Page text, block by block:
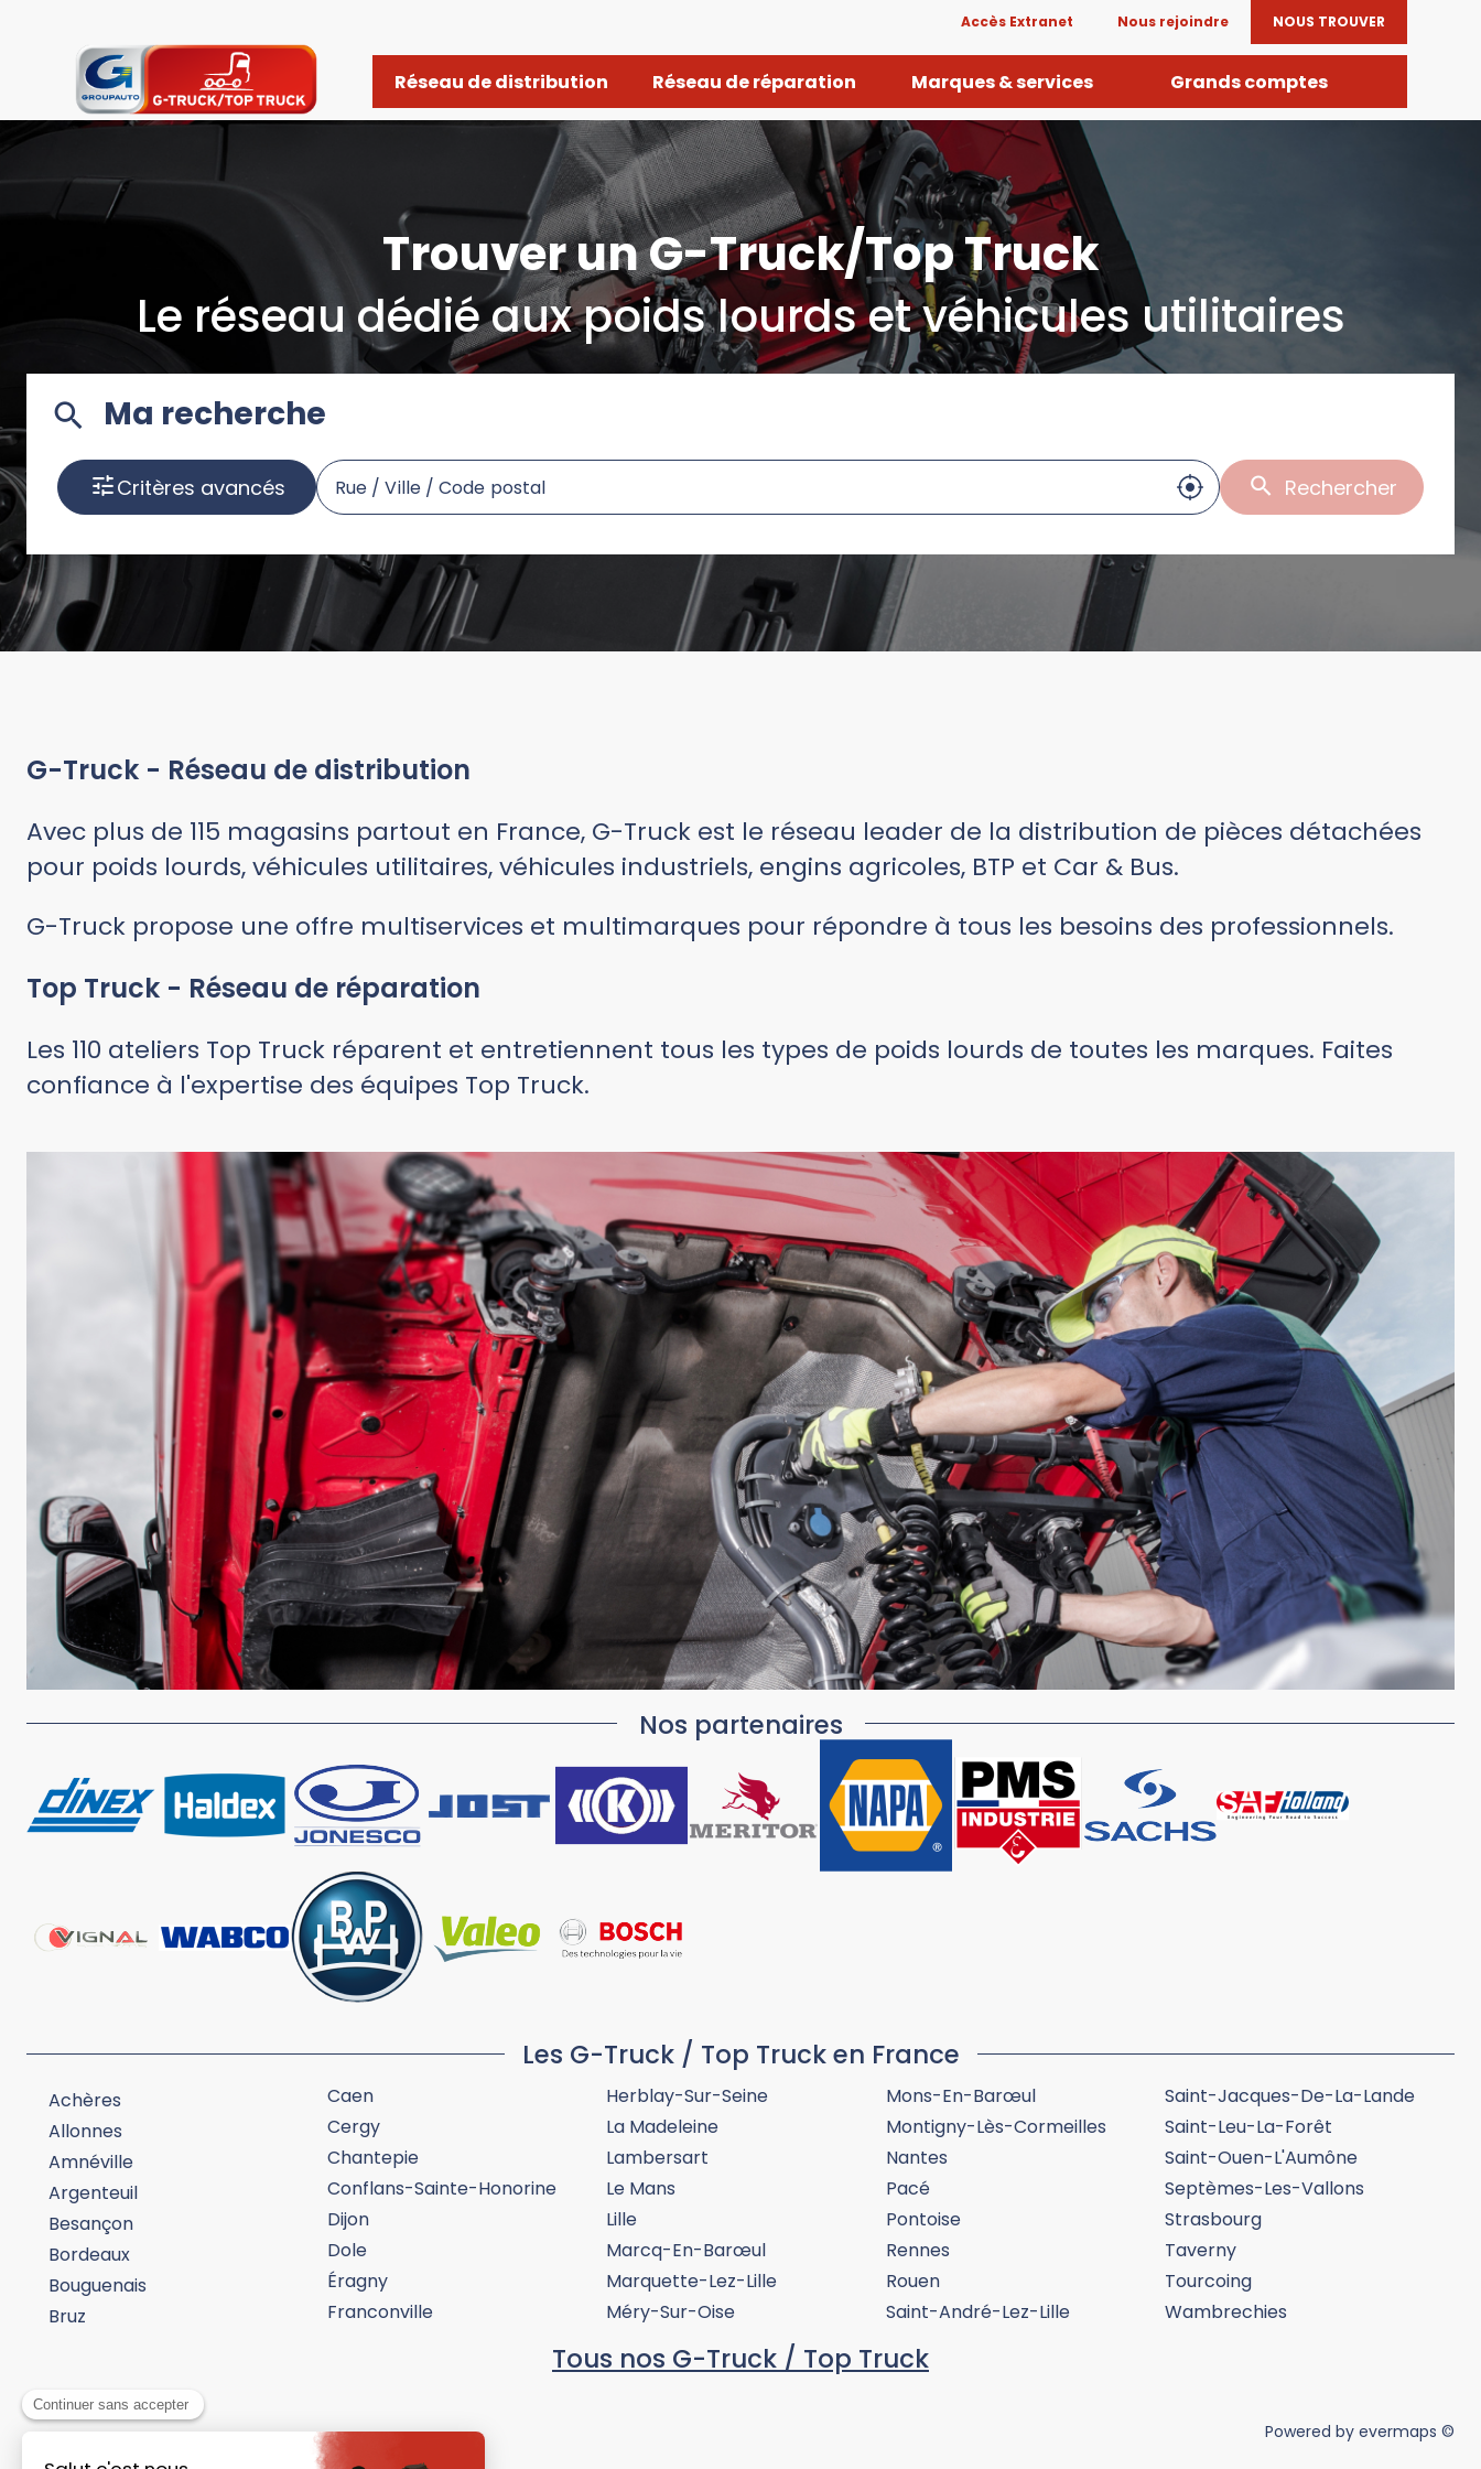
Accès Extranet Nous rejoindre NOUS TROUVER
Réseau de distribution Réseau de réparation Marques & services Grands comptes
Trouver un G-Truck/Top Truck
Le réseau dédié aux poids lourds et véhicules utilitaires
Ma recherche
Critères avancés Rechercher
G-Truck - Réseau de distribution
Avec plus de 115 magasins partout en France, G-Truck est le réseau leader de la distribution de pièces détachées
pour poids lourds, véhicules utilitaires, véhicules industriels, engins agricoles, BTP et Car & Bus.
G-Truck propose une offre multiservices et multimarques pour répondre à tous les besoins des professionnels.
Top Truck - Réseau de réparation
Les 110 ateliers Top Truck réparent et entretiennent tous les types de poids lourds de toutes les marques. Faites
confiance à l'expertise des équipes Top Truck.
Nos partenaires
Les G-Truck / Top Truck en France
Achères
Allonnes
Amnéville
Argenteuil
Besançon
Bordeaux
Bouguenais
Bruz
Caen
Cergy
Chantepie
Conflans-Sainte-Honorine
Dijon
Dole
Éragny
Franconville
Herblay-Sur-Seine
La Madeleine
Lambersart
Le Mans
Lille
Marcq-En-Barœul
Marquette-Lez-Lille
Méry-Sur-Oise
Mons-En-Barœul
Montigny-Lès-Cormeilles
Nantes
Pacé
Pontoise
Rennes
Rouen
Saint-André-Lez-Lille
Saint-Jacques-De-La-Lande
Saint-Leu-La-Forêt
Saint-Ouen-L'Aumône
Septèmes-Les-Vallons
Strasbourg
Taverny
Tourcoing
Wambrechies
Tous nos G-Truck / Top Truck
Powered by evermaps ©